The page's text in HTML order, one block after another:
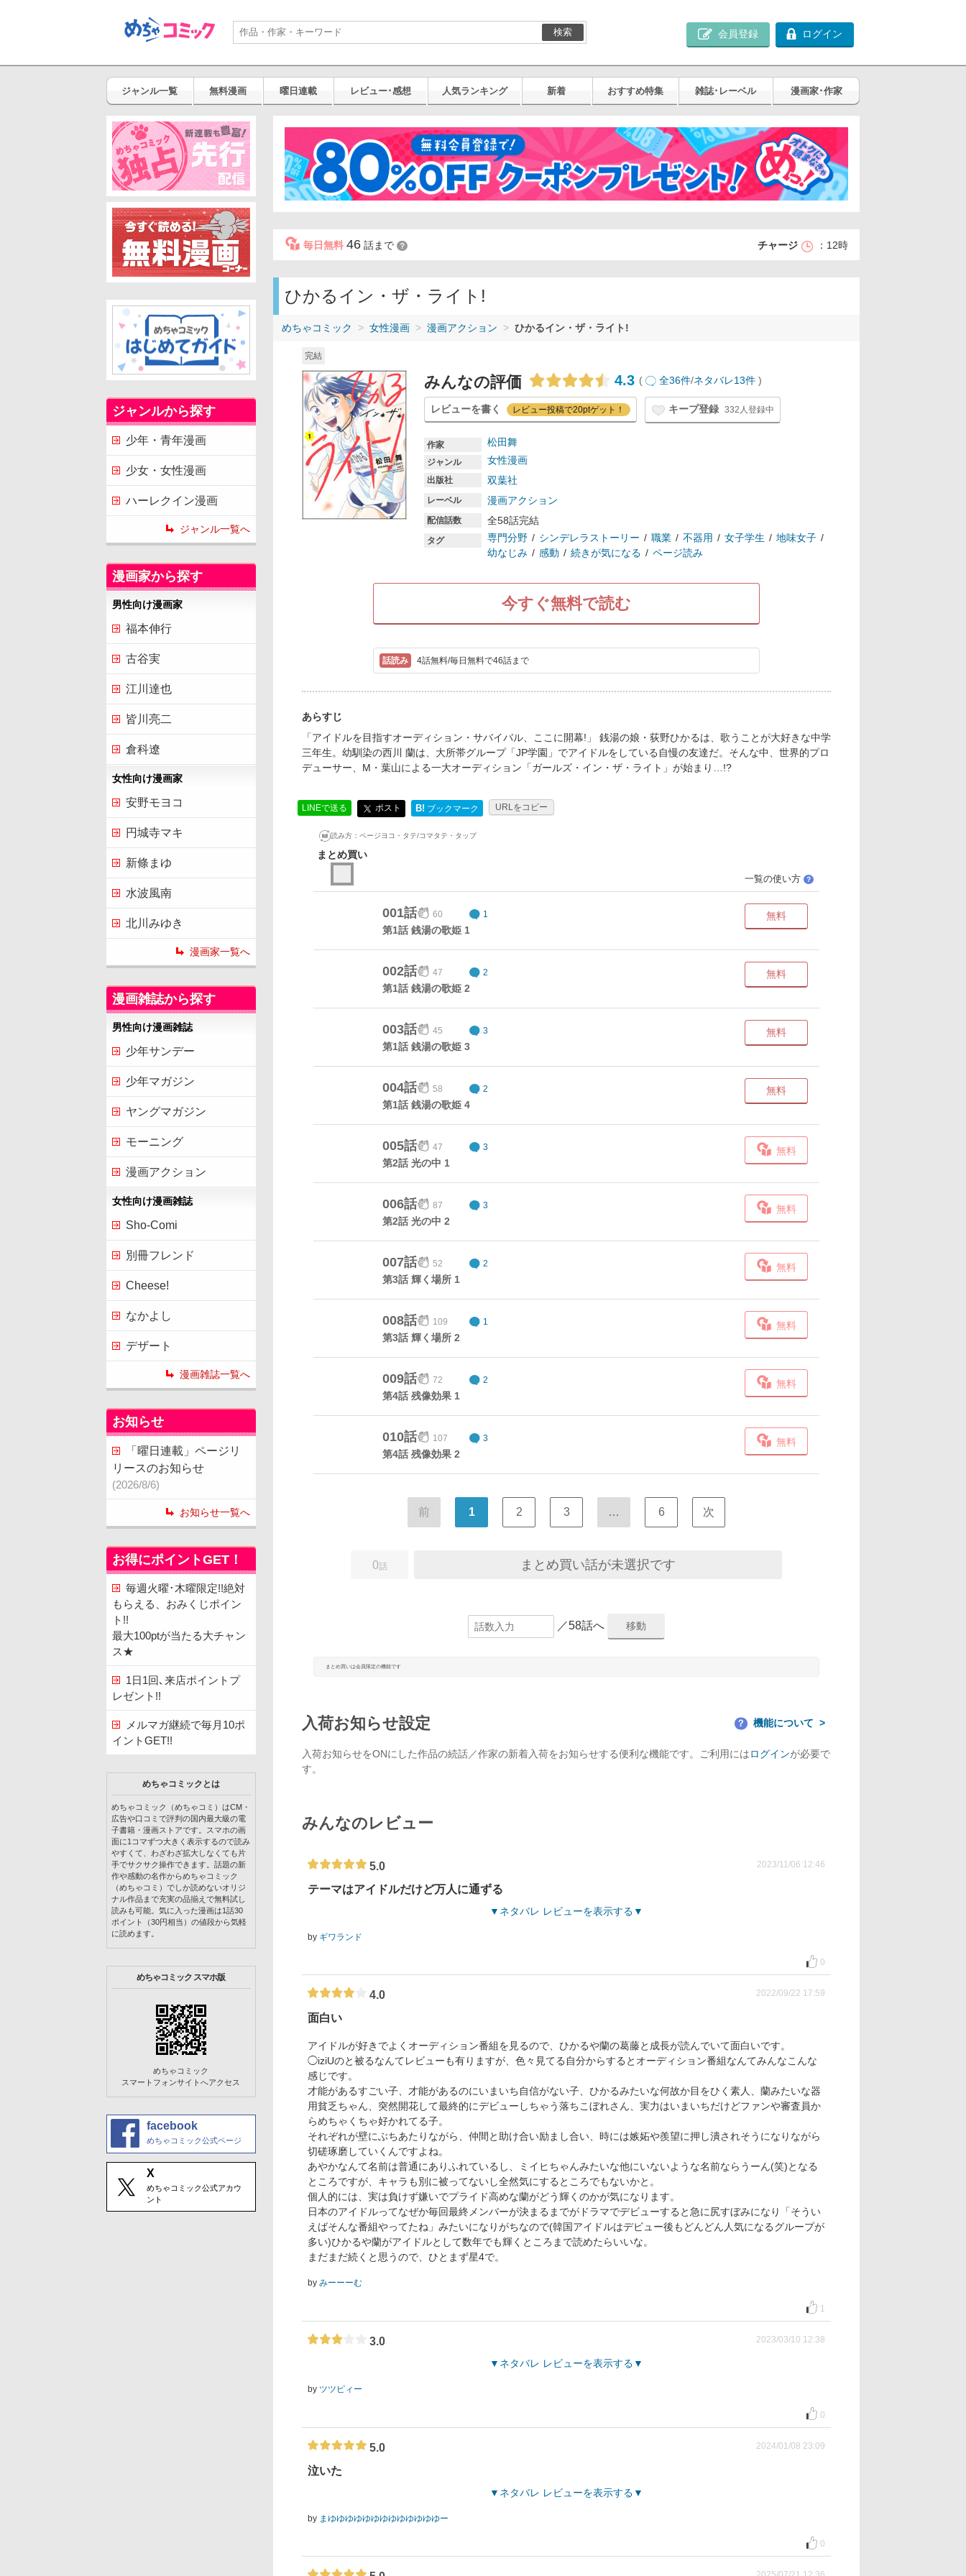
検索 会員登録 ログイン
ジャンル一覧 無料漫画 曜日連載 レビュー･感想 人気ランキング 新着 おすすめ特集 雑誌･レーベル 漫画家･作家
毎日無料 46 話まで ？ チャージ 12時
ひかるイン・ザ・ライト!
めちゃコミック 女性漫画 漫画アクション ひかるイン・ザ・ライト!
完結
みんなの評価 4.3 ( 全36件/ネタバレ13件 )
レビューを書く レビュー投稿で20ptゲット！ キープ登録 332人登録中
作家 松田舞
ジャンル 女性漫画
出版社 双葉社
レーベル 漫画アクション
配信話数 全58話完結
タグ 専門分野 シンデレラストーリー 職業 不器用 女子学生
地味女子
幼なじみ
感動 続きが気になる ページ読み
今すぐ無料で読む
4話無料/毎日無料で46話まで
あらすじ
「アイドルを目指すオーディション・サバイバル、ここに開幕!」 銭湯の娘・荻野ひかるは、歌うことが大好きな中学
三年生。幼馴染の西川 蘭は、大所帯グループ「JP学園」でアイドルをしている自慢の友達だ。そんな中、世界的プロ
デューサー、M・葉山による一大オーディション「ガールズ・イン・ザ・ライト」が始まり…!?
LINEで送る ポスト B! ブックマーク URLをコピー
読み方： ページヨコ・タテ/コマタテ・タップ
まとめ買い
一覧の使い方 ？
001話 60 1
第1話 銭湯の歌姫 1
無料
002話 47 2
第1話 銭湯の歌姫 2
無料
003話 45 3
第1話 銭湯の歌姫 3
無料
004話 58 2
第1話 銭湯の歌姫 4
無料
005話 47 3
第2話 光の中 1
無料
006話 87 3
第2話 光の中 2
無料
007話 52 2
第3話 輝く場所 1
無料
008話 109 1
第3話 輝く場所 2
無料
009話 72 2
第4話 残像効果 1
無料
010話 107 3
第4話 残像効果 2
無料
前 1 2 3 … 6 次
0話 まとめ買い話が未選択です
／58話へ
まとめ買いは会員限定の機能です
入荷お知らせ設定 ？ 機能について
入荷お知らせをONにした作品の続話／作家の新着入荷をお知らせする便利な機能です。ご利用にはログインが必要で
す。
みんなのレビュー
5.0 2023/11/06 12:46
テーマはアイドルだけど万人に通ずる
ネタバレ レビューを表示する
by ギワランド
0
4.0 2022/09/22 17:59
面白い
アイドルが好きでよくオーディション番組を見るので、ひかるや蘭の葛藤と成長が読んでいて面白いです。
◯iziUのと被るなんてレビューも有りますが、色々見てる自分からするとオーディション番組なんてみんなこんな
感じです。
才能があるすごい子、才能があるのにいまいち自信がない子、ひかるみたいな何故か目をひく素人、蘭みたいな器
用貧乏ちゃん、突然開花して最終的にデビューしちゃう落ちこぼれさん、実力はいまいちだけどファンや審査員か
らめちゃくちゃ好かれてる子。
それぞれが壁にぶちあたりながら、仲間と助け合い励まし合い、時には嫉妬や羨望に押し潰されそうになりながら
切磋琢磨していくんですよね。
あやかなんて名前は普通にありふれているし、ミイヒちゃんみたいな他にいないような名前ならうーん(笑)となる
ところですが、キャラも別に被ってないし全然気にするところでもないかと。
個人的には、実は負けず嫌いでプライド高めな蘭がどう輝くのかが気になります。
日本のアイドルってなぜか毎回最終メンバーが決まるまでがドラマでデビューすると急に尻すぼみになり「そうい
えばそんな番組やってたね」みたいになりがちなので(韓国アイドルはデビュー後もどんどん人気になるグループが
多い)ひかるや蘭がアイドルとして数年でも輝くところまで読めたらいいな。
まだまだ続くと思うので、ひとまず星4で。
by みーーーむ
1
3.0 2023/03/10 12:38
ネタバレ レビューを表示する
by ツツピィー
0
5.0 2024/01/08 23:09
泣いた
ネタバレ レビューを表示する
by まゆゆゆゆゆゆゆゆゆゆゆゆゆー
0
ジャンルから探す
少年・青年漫画
少女・女性漫画
ハーレクイン漫画
ジャンル一覧へ
漫画家から探す
男性向け漫画家
福本伸行
古谷実
江川達也
皆川亮二
倉科遼
女性向け漫画家
安野モヨコ
円城寺マキ
新條まゆ
水波風南
北川みゆき
漫画家一覧へ
漫画雑誌から探す
男性向け漫画雑誌
少年サンデー
少年マガジン
ヤングマガジン
モーニング
漫画アクション
女性向け漫画雑誌
Sho-Comi
別冊フレンド
Cheese!
なかよし
デザート
漫画雑誌一覧へ
お知らせ
「曜日連載」ページリ
リースのお知らせ
(2026/8/6)
お知らせ一覧へ
お得にポイントGET！
毎週火曜･木曜限定!!絶対
もらえる、おみくじポイン
ト!!
最大100ptが当たる大チャン
ス★
1日1回､来店ポイントプ
レゼント!!
メルマガ継続で毎月10ポ
イントGET!!
めちゃコミックとは
めちゃコミック（めちゃコミ）はCM・
広告や口コミで評判の国内最大級の電
子書籍・漫画ストアです。スマホの画
面に1コマずつ大きく表示するので読み
やすくて、わざわざ拡大しなくても片
手でサクサク操作できます。話題の新
作や感動の名作からめちゃコミック
（めちゃコミ）でしか読めないオリジ
ナル作品まで充実の品揃えで無料試し
読みも可能。気に入った漫画は1話30
ポイント（30円相当）の値段から気軽
に読めます。
めちゃコミック スマホ版
めちゃコミック
スマートフォンサイトへアクセス
facebook
めちゃコミック公式ページ
X
めちゃコミック公式アカウ
ント